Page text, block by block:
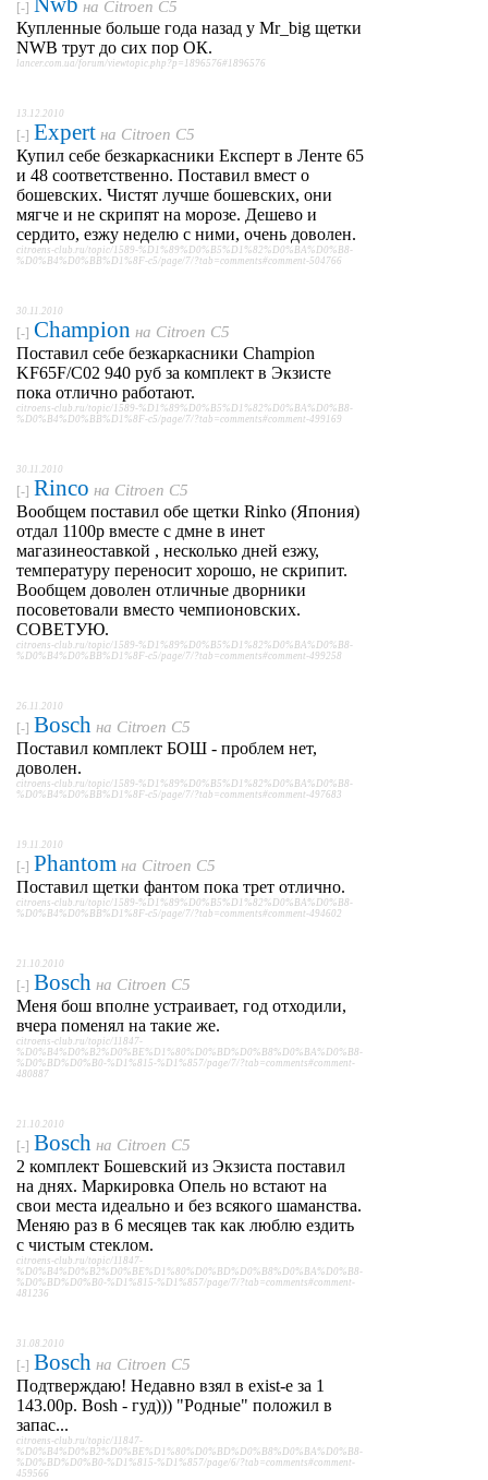
[-] на Citroen C5
Купленные больше года назад у Mr_big щетки
NWB трут до сих пор ОК.
lancer.com.ua/forum/viewtopic.php?p=1896576#1896576
13.12.2010
[-] Expert на Citroen C5
Купил себе безкаркасники Експерт в Ленте 65
и 48 соответственно. Поставил вмест о
бошевских. Чистят лучше бошевских, они
мягче и не скрипят на морозе. Дешево и
сердито, езжу неделю с ними, очень доволен.
citroens-club.ru/topic/1589-%D1%89%D0%B5%D1%82%D0%BA%D0%B8-
%D0%B4%D0%BB%D1%8F-c5/page/7/?tab=comments#comment-504766
30.11.2010
[-] Champion на Citroen C5
Поставил себе безкаркасники Champion
KF65F/C02 940 руб за комплект в Экзисте
пока отлично работают.
citroens-club.ru/topic/1589-%D1%89%D0%B5%D1%82%D0%BA%D0%B8-
%D0%B4%D0%BB%D1%8F-c5/page/7/?tab=comments#comment-499169
30.11.2010
[-] Rinco на Citroen C5
Вообщем поставил обе щетки Rinko (Япония)
отдал 1100р вместе с дмне в инет
магазинеоставкой , несколько дней езжу,
температуру переносит хорошо, не скрипит.
Вообщем доволен отличные дворники
посоветовали вместо чемпионовских.
СОВЕТУЮ.
citroens-club.ru/topic/1589-%D1%89%D0%B5%D1%82%D0%BA%D0%B8-
%D0%B4%D0%BB%D1%8F-c5/page/7/?tab=comments#comment-499258
26.11.2010
[-] Bosch на Citroen C5
Поставил комплект БОШ - проблем нет,
доволен.
citroens-club.ru/topic/1589-%D1%89%D0%B5%D1%82%D0%BA%D0%B8-
%D0%B4%D0%BB%D1%8F-c5/page/7/?tab=comments#comment-497683
19.11.2010
[-] Phantom на Citroen C5
Поставил щетки фантом пока трет отлично.
citroens-club.ru/topic/1589-%D1%89%D0%B5%D1%82%D0%BA%D0%B8-
%D0%B4%D0%BB%D1%8F-c5/page/7/?tab=comments#comment-494602
21.10.2010
[-] Bosch на Citroen C5
Меня бош вполне устраивает, год отходили,
вчера поменял на такие же.
citroens-club.ru/topic/11847-
%D0%B4%D0%B2%D0%BE%D1%80%D0%BD%D0%B8%D0%BA%D0%B8-
%D0%BD%D0%B0-%D1%815-%D1%857/page/7/?tab=comments#comment-
480887
21.10.2010
[-] Bosch на Citroen C5
2 комплект Бошевский из Экзиста поставил
на днях. Маркировка Опель но встают на
свои места идеально и без всякого шаманства.
Меняю раз в 6 месяцев так как люблю ездить
с чистым стеклом.
citroens-club.ru/topic/11847-
%D0%B4%D0%B2%D0%BE%D1%80%D0%BD%D0%B8%D0%BA%D0%B8-
%D0%BD%D0%B0-%D1%815-%D1%857/page/7/?tab=comments#comment-
481236
31.08.2010
[-] Bosch на Citroen C5
Подтверждаю! Недавно взял в exist-е за 1
143.00р. Bosh - гуд))) "Родные" положил в
запас...
citroens-club.ru/topic/11847-
%D0%B4%D0%B2%D0%BE%D1%80%D0%BD%D0%B8%D0%BA%D0%B8-
%D0%BD%D0%B0-%D1%815-%D1%857/page/6/?tab=comments#comment-
459566